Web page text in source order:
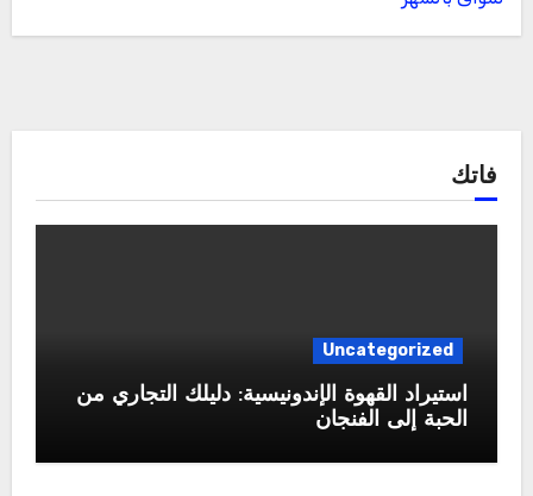
فاتك
Uncategorized
استيراد القهوة الإندونيسية: دليلك التجاري من
الحبة إلى الفنجان